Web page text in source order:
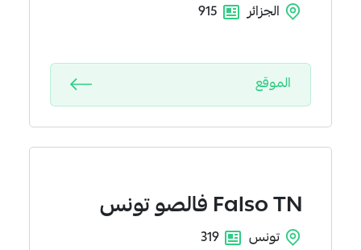
الجزائر
الموقع
Falso TN فالصو تونس
تونس